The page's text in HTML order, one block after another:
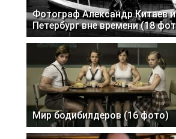
Фотограф Александр Китаев и
Петербург вне времени (18
Мир бодибилдеров (16 фото)